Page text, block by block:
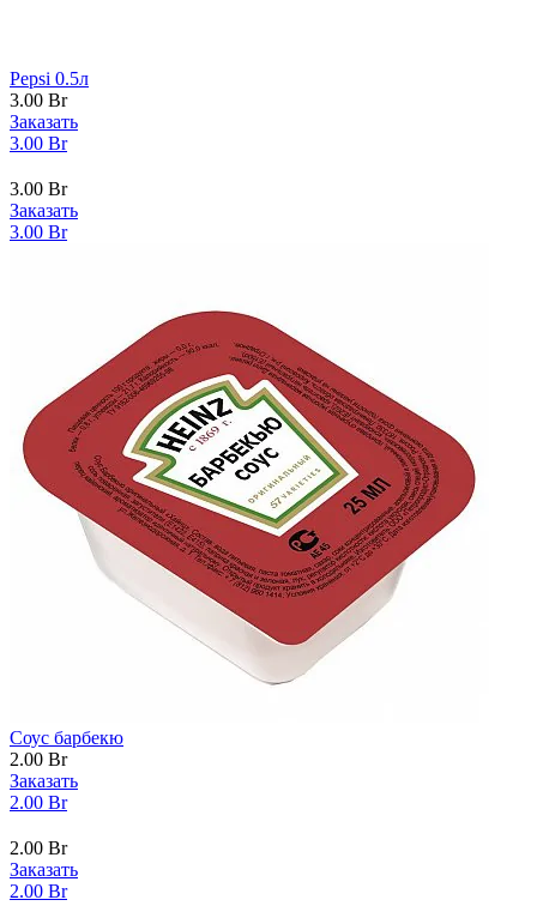
Pepsi 0.5л
3.00 Br
Заказать
3.00 Br
3.00 Br
Заказать
3.00 Br
Соус барбекю
2.00 Br
Заказать
2.00 Br
2.00 Br
Заказать
2.00 Br